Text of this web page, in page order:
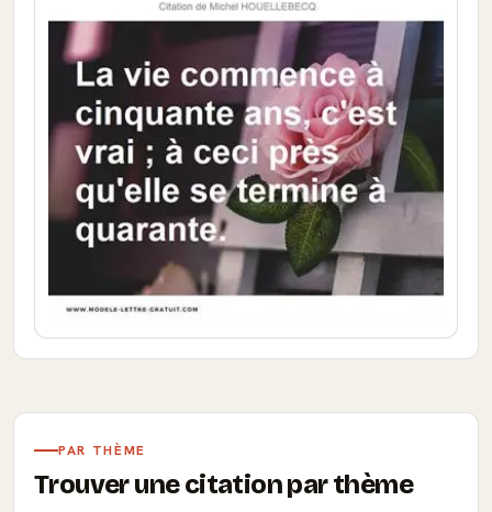
PAR THÈME
Trouver une citation par thème